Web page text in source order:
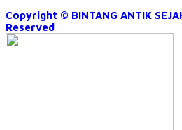
Copyright © BINTANG ANTIK
Reserved